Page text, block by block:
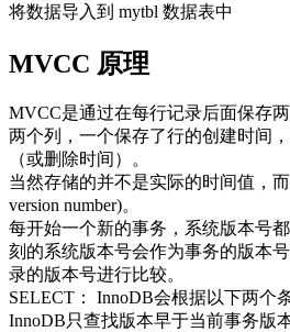
将数据导入到 mytbl 数据表中
MVCC 原理
MVCC是通过在每行记录后面保存
两个列，一个保存了行的创建时间
（或删除时间）。
当然存储的并不是实际的时间值，
version number)。
每开始一个新的事务，系统版本号
刻的系统版本号会作为事务的版本
录的版本号进行比较。
SELECT： InnoDB会根据以下两个
InnoDB只查找版本早于当前事务版